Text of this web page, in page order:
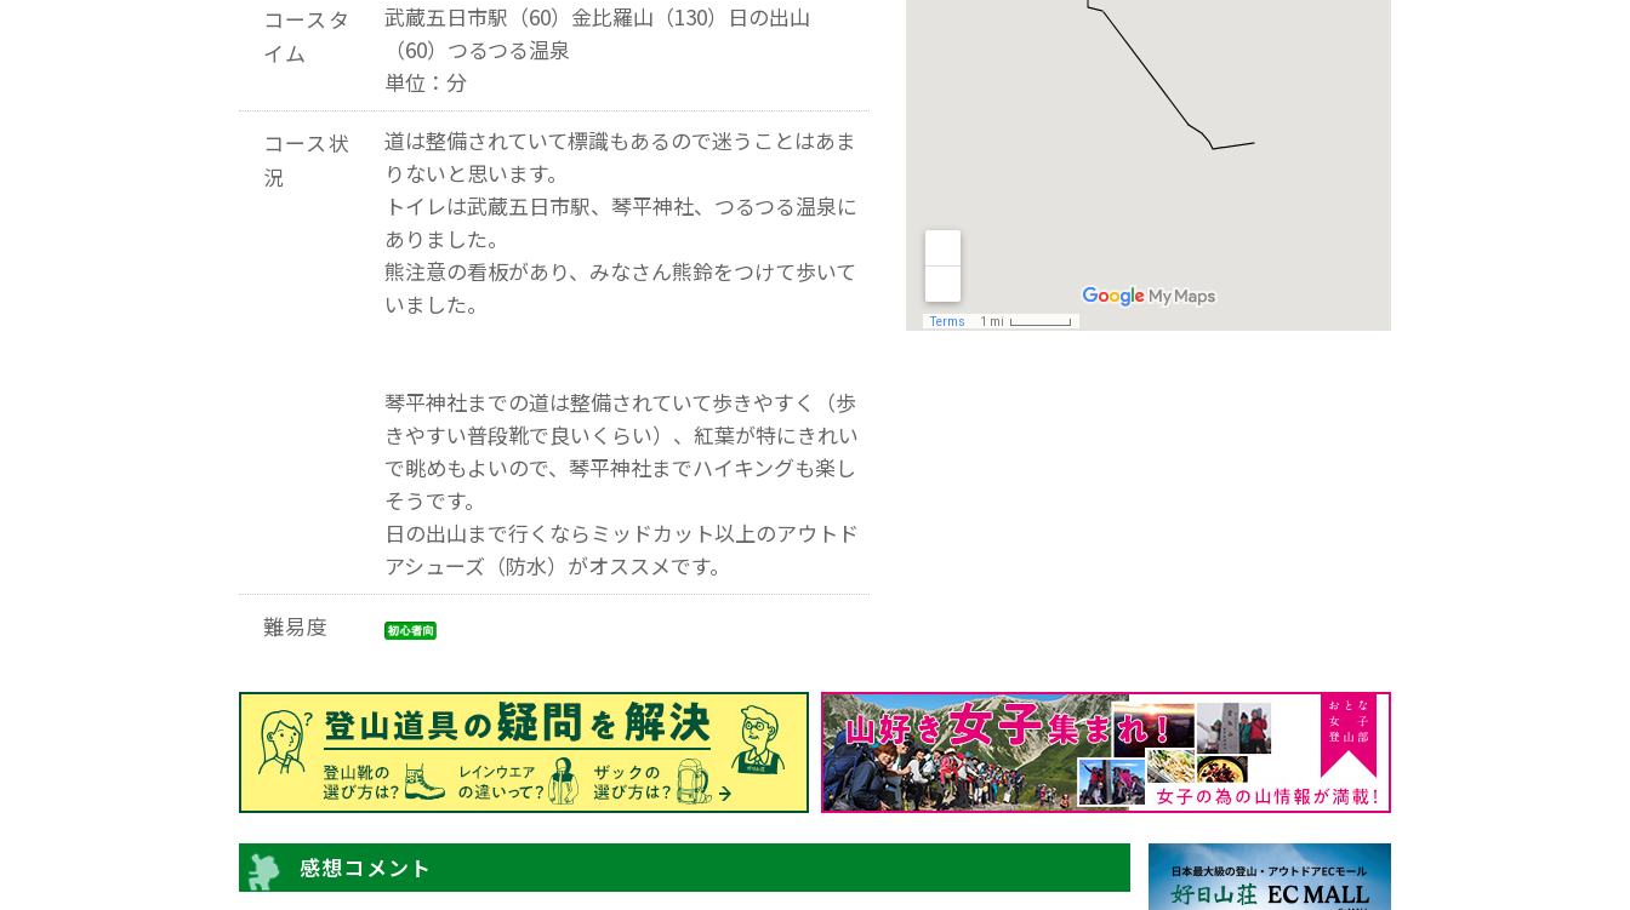
コースタ
イム
武蔵五日市駅（60）金比羅山（130）日の出山
（60）つるつる温泉
単位：分
コース状
況
道は整備されていて標識もあるので迷うことはあま
りないと思います。
トイレは武蔵五日市駅、琴平神社、つるつる温泉に
ありました。
熊注意の看板があり、みなさん熊鈴をつけて歩いて
いました。
琴平神社までの道は整備されていて歩きやすく（歩
きやすい普段靴で良いくらい）、紅葉が特にきれい
で眺めもよいので、琴平神社までハイキングも楽し
そうです。
日の出山まで行くならミッドカット以上のアウトド
アシューズ（防水）がオススメです。
難易度
感想コメント